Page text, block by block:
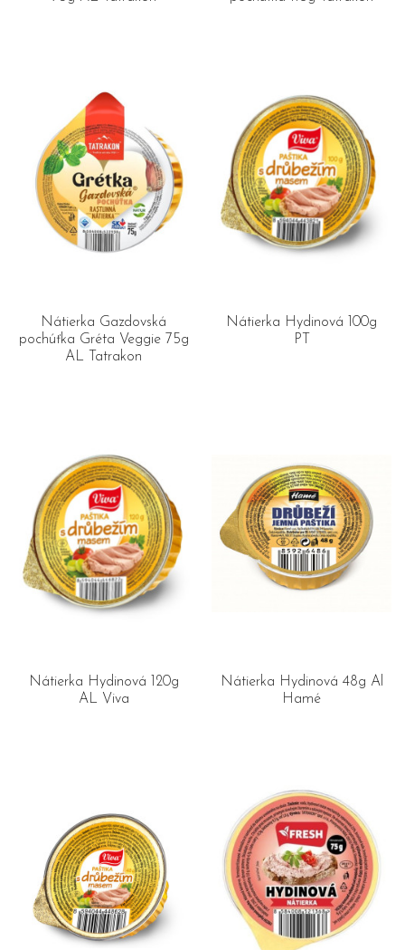
Nátierka Gazdovská
pochúťka Gréta Veggie 75g
AL Tatrakon
Nátierka Hydinová 100g
PT
Nátierka Hydinová 120g
AL Viva
Nátierka Hydinová 48g Al
Hamé